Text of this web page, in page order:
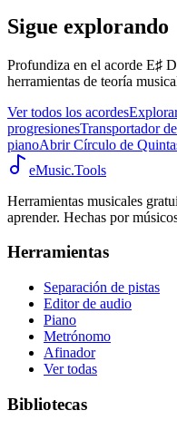
Sigue explorando
Profundiza en el acorde E♯
herramientas de teoría
Ver todos los acordes
progresionesTransportador
pianoAbrir Círculo de
eMusic.Tools
Herramientas musicales
aprender. Hechas por
Herramientas
Separación de pistas
Editor de audio
Piano
Metrónomo
Afinador
Ver todas
Bibliotecas